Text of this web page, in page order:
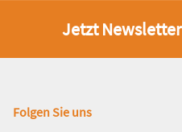
Jetzt
Fußbereich
Folgen Sie uns